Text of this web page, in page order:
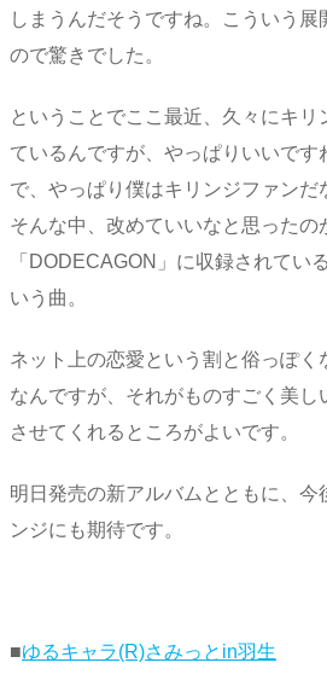
しまうんだそうですね。こういう展
ので驚きでした。
ということでここ最近、久々にキ
ているんですが、やっぱりいいです
で、やっぱり僕はキリンジファンだ
そんな中、改めていいなと思ったの
「DODECAGON」に収録されてい
いう曲。
ネット上の恋愛という割と俗っぽく
なんですが、それがものすごく美し
させてくれるところがよいです。
明日発売の新アルバムとともに、今
ンジにも期待です。
■ゆるキャラ(R)さみっとin羽生